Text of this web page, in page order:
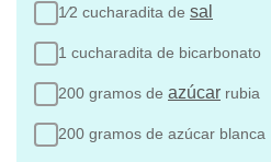
1⁄2 cucharadita de sal
1 cucharadita de bicarbonato
200 gramos de azúcar rubia
200 gramos de azúcar blanca